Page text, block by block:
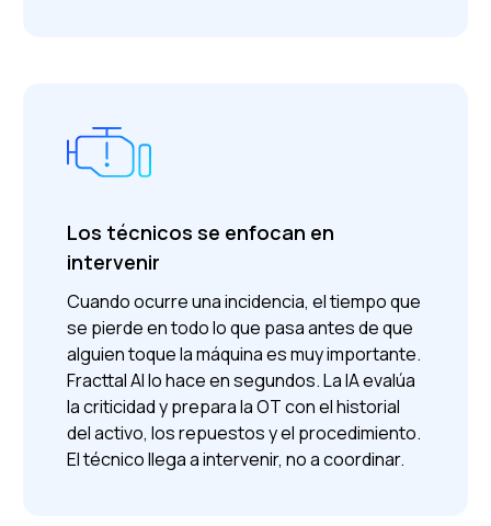
Los técnicos se enfocan en
intervenir
Cuando ocurre una incidencia, el tiempo que
se pierde en todo lo que pasa antes de que
alguien toque la máquina es muy importante.
Fracttal AI lo hace en segundos. La IA evalúa
la criticidad y prepara la OT con el historial
del activo, los repuestos y el procedimiento.
El técnico llega a intervenir, no a coordinar.